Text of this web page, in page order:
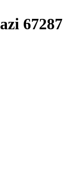
67287